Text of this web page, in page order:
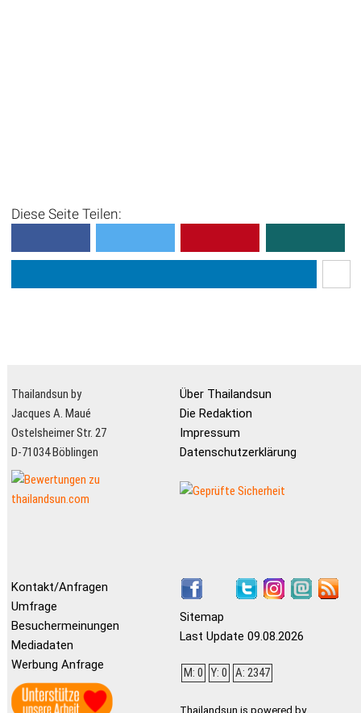
Diese Seite Teilen:
Thailandsun by
Jacques A. Maué
Ostelsheimer Str. 27
D-71034 Böblingen
Über Thailandsun
Die Redaktion
Impressum
Datenschutzerklärung
Kontakt/Anfragen
Umfrage
Besuchermeinungen
Mediadaten
Werbung Anfrage
Sitemap
Last Update 09.08.2026
M: 0 Y: 0 A: 2347
Thailandsun is powered by